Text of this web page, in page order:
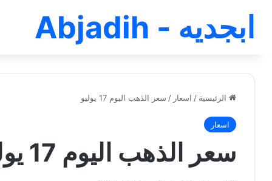
ابجديه - Abjadih
الرئيسية / اسعار / سعر الذهب اليوم 17 يوليو
اسعار
سعر الذهب اليوم 17 يوليو